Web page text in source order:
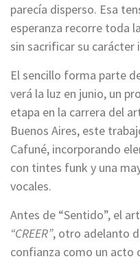
parecía disperso. Esa
esperanza recorre toda
sin sacrificar su carácter
El sencillo forma parte
verá la luz en junio, un
etapa en la carrera del
Buenos Aires, este
Cafuné, incorporando
con tintes funk y una
vocales.
Antes de “Sentido”, el
“CREER”, otro adelanto
confianza como un acto